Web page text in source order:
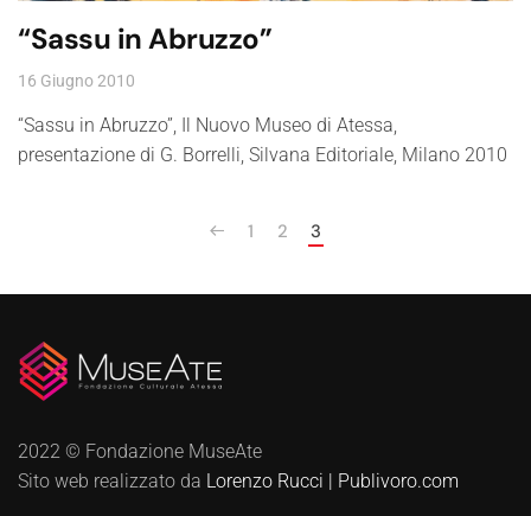
“Sassu in Abruzzo”
16 Giugno 2010
“Sassu in Abruzzo”, Il Nuovo Museo di Atessa,
presentazione di G. Borrelli, Silvana Editoriale, Milano 2010
1 2 3
2022 © Fondazione MuseAte
Sito web realizzato da Lorenzo Rucci | Publivoro.com